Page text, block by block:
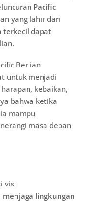
Pacific
yang lahir dari
terkecil dapat
Berlian
untuk menjadi
kebaikan,
bahwa ketika
mampu
masa depan
visi
lingkungan